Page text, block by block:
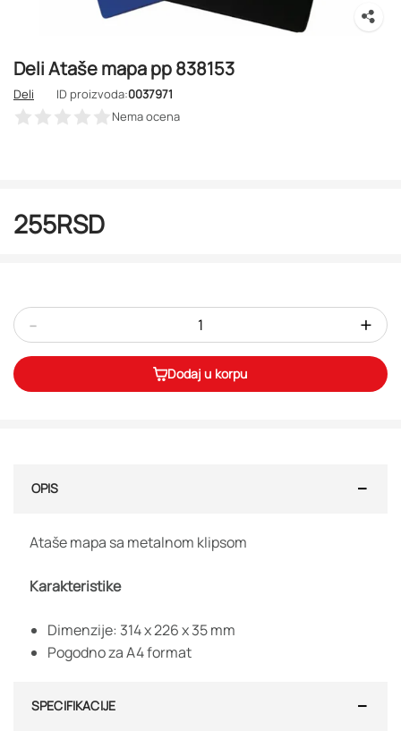
Deli Ataše mapa pp 838153
Deli ID proizvoda:0037971
Nema ocena
255RSD
- +
Dodaj u korpu
OPIS
Ataše mapa sa metalnom klipsom
Karakteristike
Dimenzije: 314 x 226 x 35 mm
Pogodno za A4 format
SPECIFIKACIJE